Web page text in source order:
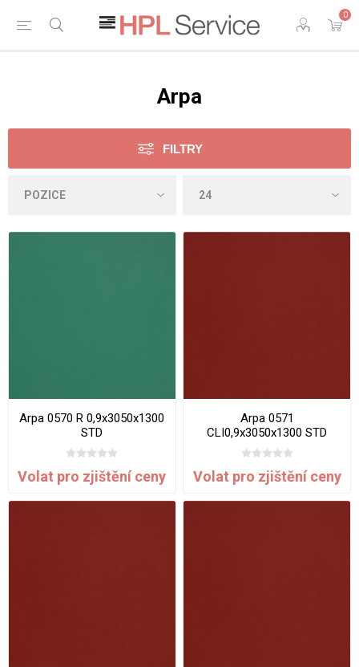
0
Arpa
FILTRY
Arpa 0570 R 0,9x3050x1300
STD
Volat pro zjištění ceny
Arpa 0571
CLI0,9x3050x1300 STD
Volat pro zjištění ceny